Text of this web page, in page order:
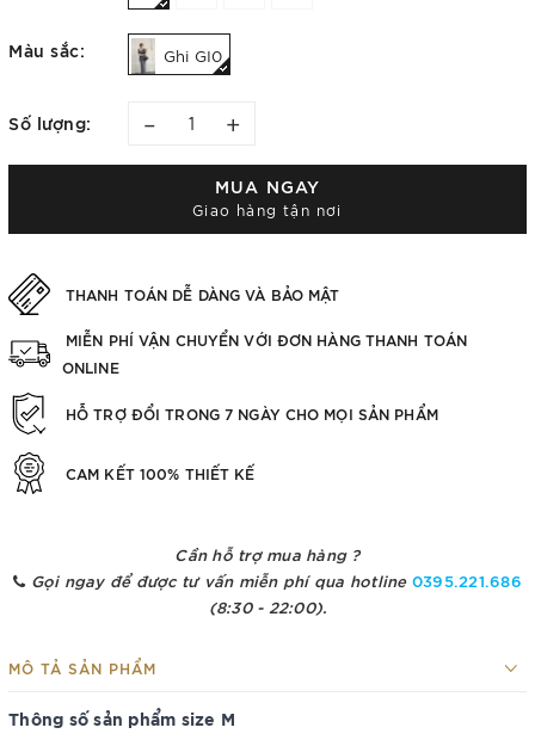
Màu sắc: Ghi GI0
Số lượng: – +
MUA NGAY
Giao hàng tận nơi
THANH TOÁN DỄ DÀNG VÀ BẢO MẬT
MIỄN PHÍ VẬN CHUYỂN VỚI ĐƠN HÀNG THANH TOÁN
ONLINE
HỖ TRỢ ĐỔI TRONG 7 NGÀY CHO MỌI SẢN PHẨM
CAM KẾT 100% THIẾT KẾ
Cần hỗ trợ mua hàng ?
Gọi ngay để được tư vấn miễn phí qua hotline 0395.221.686
(8:30 - 22:00).
MÔ TẢ SẢN PHẨM
Thông số sản phẩm size M